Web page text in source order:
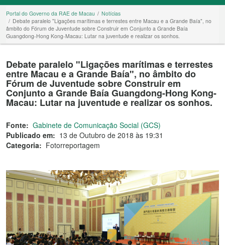
Portal do Governo da RAE de Macau
Notícias
Debate paralelo "Ligações marítimas e terrestes entre Macau e a Grande Baía", no
âmbito do Fórum de Juventude sobre Construir em Conjunto a Grande Baía
Guangdong-Hong Kong-Macau: Lutar na juventude e realizar os sonhos.
Debate paralelo "Ligações marítimas e terrestes
entre Macau e a Grande Baía", no âmbito do
Fórum de Juventude sobre Construir em
Conjunto a Grande Baía Guangdong-Hong Kong-
Macau: Lutar na juventude e realizar os sonhos.
Fonte: Gabinete de Comunicação Social (GCS)
Publicado em: 13 de Outubro de 2018 às 19:31
Categoria: Fotorreportagem